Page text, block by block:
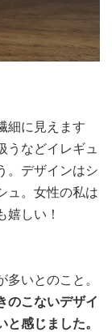
細に見えます
うなどイレギュ
。デザインはシ
ュ。女性の私は
嬉しい！
いとのこと。
のこないデザイ
感じました。